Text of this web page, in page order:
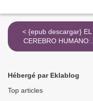
< {epub descargar} EL
CEREBRO HUMANO:
LIBRO DE TRABAJO
Hébergé par Eklablog
Top articles